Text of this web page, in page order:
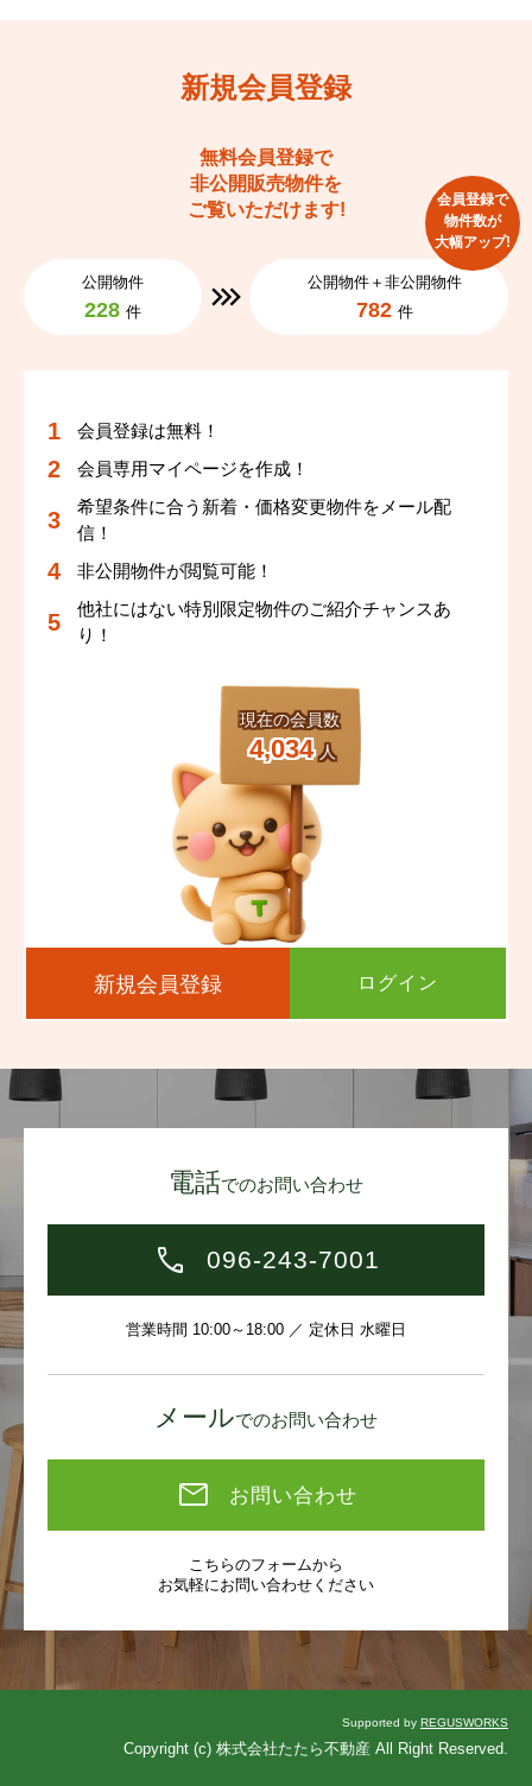
新規会員登録
無料会員登録で
非公開販売物件を
ご覧いただけます!
公開物件
228 件
公開物件＋非公開物件
782 件
会員登録で
物件数が
大幅アップ!
現在の会員数
4,034 人
会員登録は無料！
会員専用マイページを作成！
希望条件に合う新着・価格変更物件をメール配
信！
非公開物件が閲覧可能！
他社にはない特別限定物件のご紹介チャンスあ
り！
新規会員登録 ログイン
電話でのお問い合わせ
096-243-7001
営業時間 10:00～18:00 ／ 定休日 水曜日
メールでのお問い合わせ
お問い合わせ
こちらのフォームから
お気軽にお問い合わせください
Supported by REGUSWORKS
Copyright (c) 株式会社たたら不動産 All Right Reserved.